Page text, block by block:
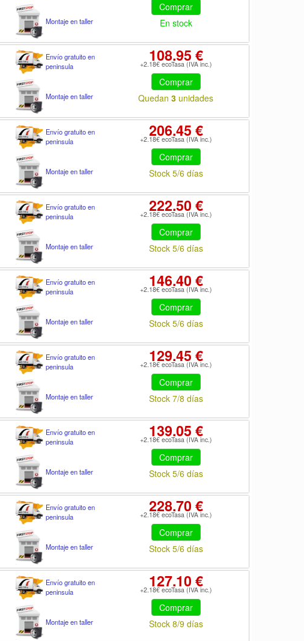
Montaje en taller
Comprar
En stock
Envío gratuito en
peninsula
Montaje en taller
108.95 €
+2.18€ ecoTasa (IVA inc.)
Comprar
Quedan3 unidades
Envío gratuito en
peninsula
Montaje en taller
206.45 €
+2.18€ ecoTasa (IVA inc.)
Comprar
Stock 5/6 días
Envío gratuito en
peninsula
Montaje en taller
222.50 €
+2.18€ ecoTasa (IVA inc.)
Comprar
Stock 5/6 días
Envío gratuito en
peninsula
Montaje en taller
146.40 €
+2.18€ ecoTasa (IVA inc.)
Comprar
Stock 5/6 días
Envío gratuito en
peninsula
Montaje en taller
129.45 €
+2.18€ ecoTasa (IVA inc.)
Comprar
Stock 7/8 días
Envío gratuito en
peninsula
Montaje en taller
139.05 €
+2.18€ ecoTasa (IVA inc.)
Comprar
Stock 5/6 días
Envío gratuito en
peninsula
Montaje en taller
228.70 €
+2.18€ ecoTasa (IVA inc.)
Comprar
Stock 5/6 días
Envío gratuito en
peninsula
Montaje en taller
127.10 €
+2.18€ ecoTasa (IVA inc.)
Comprar
Stock 8/9 días